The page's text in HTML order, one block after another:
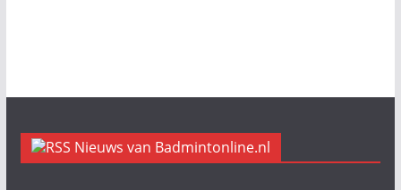
Nieuws van Badmintonline.nl